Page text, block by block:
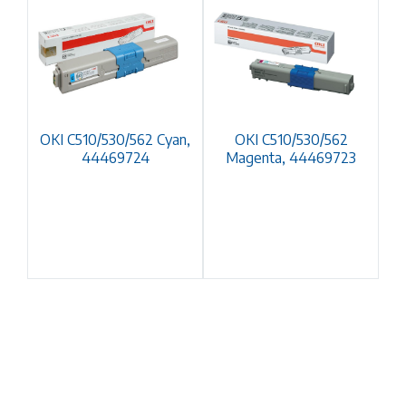
OKI C510/530/562 Cyan,
44469724
OKI C510/530/562
Magenta, 44469723